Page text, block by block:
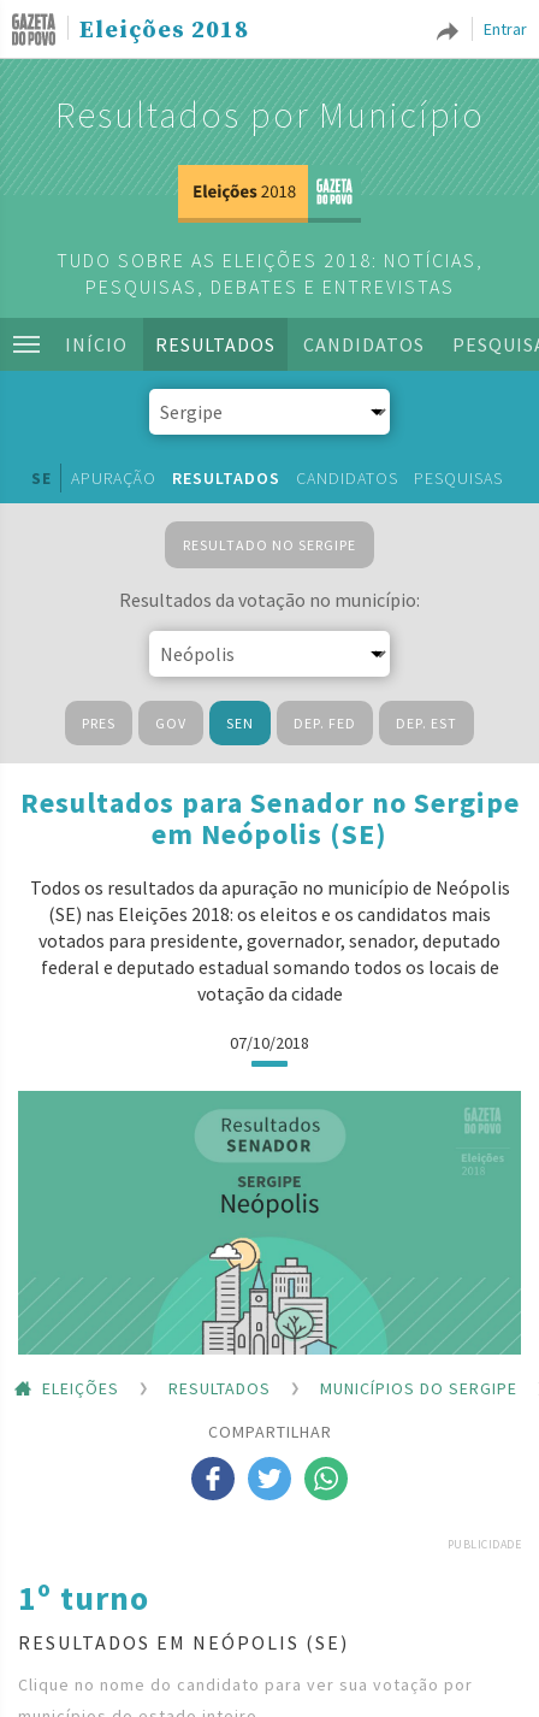
Entrar
Eleições 2018
Resultados por Município
TUDO SOBRE AS ELEIÇÕES 2018: NOTÍCIAS,
PESQUISAS, DEBATES E ENTREVISTAS
INÍCIO RESULTADOS CANDIDATOS
SE APURAÇÃO RESULTADOS CANDIDATOS PESQUISAS
RESULTADO NO SERGIPE
Resultados da votação no município:
PRES GOV SEN DEP. FED DEP. EST
Resultados para Senador no Sergipe
em Neópolis (SE)
Todos os resultados da apuração no município de Neópolis
(SE) nas Eleições 2018: os eleitos e os candidatos mais
votados para presidente, governador, senador, deputado
federal e deputado estadual somando todos os locais de
votação da cidade
07/10/2018
ELEIÇÕES RESULTADOS
MUNICÍPIOS DO SERGIPE
COMPARTILHAR
PUBLICIDADE
1º turno
RESULTADOS EM NEÓPOLIS (SE)
Clique no nome do candidato para ver sua votação por